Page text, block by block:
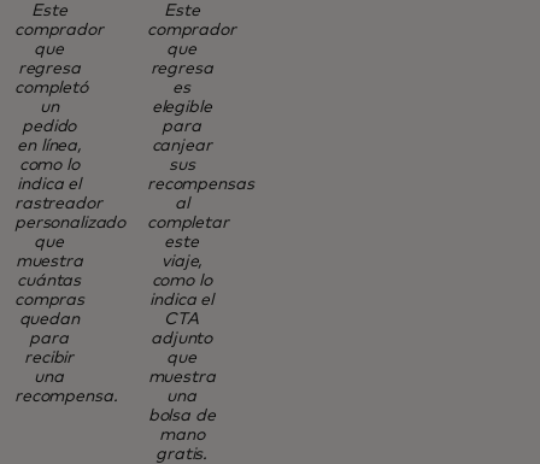
Este
comprador
que
regresa
completó
un
pedido
en línea,
como lo
indica el
rastreador
personalizado
que
muestra
cuántas
compras
quedan
para
recibir
una
recompensa.
Este
comprador
que
regresa
es
elegible
para
canjear
sus
recompensas
al
completar
este
viaje,
como lo
indica el
CTA
adjunto
que
muestra
una
bolsa de
mano
gratis.